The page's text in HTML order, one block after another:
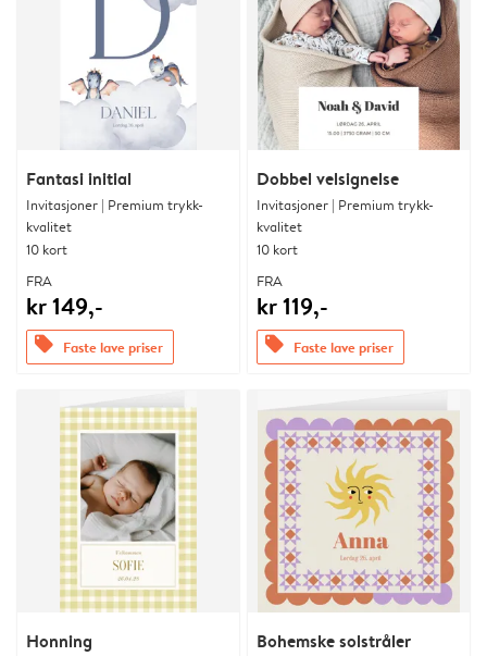
Fantasi initial
Invitasjoner | Premium trykk-
kvalitet
10 kort
FRA
kr 149,-
offers Faste lave priser
Dobbel velsignelse
Invitasjoner | Premium trykk-
kvalitet
10 kort
FRA
kr 119,-
offers Faste lave priser
Honning Bohemske solstråler